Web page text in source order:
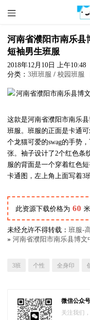

河南省濮阳市南乐县
短袖男生班服
2018年12月10日 上午10:48
分类： 3班班服 / 校园班服
这款是河南省濮阳市南乐
班服。班服的正面是卡通
个龙猫可爱的swag的手势
张。袖子设计了2个红色条
服的背面是一个穿着红色
卡通图，左上角上面写着3
此资源下载价格为 60
未经允许不得转载： 班服-
» 河南省濮阳市南乐县博
3班 个性 全身印
微信公众
关注我们